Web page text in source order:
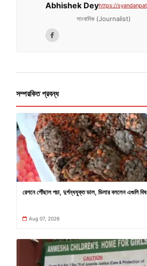
Abhishek Deyhttps://
সাংবাদিক (Journalist)
সম্পরকিত প্রবন্ধ
রেশনে পৌঁছাল পচা, দুর্গন্ধযুক্ত ডাল, ডিলার বললেন এগুলি বিষ
Aug 07, 2026